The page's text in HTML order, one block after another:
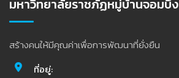
มหาวิทยาลัยราชภัฏหมู่บ้านจอมบึง
สร้างคนให้มีคุณค่าเพื่อการพัฒนาที่ยั่งยืน
ที่อยู่: